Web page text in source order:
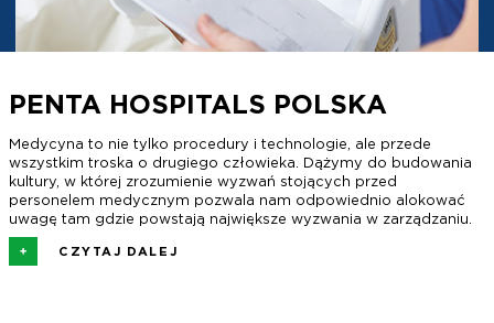
PENTA HOSPITALS POLSKA
Medycyna to nie tylko procedury i technologie, ale przede
wszystkim troska o drugiego człowieka. Dążymy do budowania
kultury, w której zrozumienie wyzwań stojących przed
personelem medycznym pozwala nam odpowiednio alokować
uwagę tam gdzie powstają największe wyzwania w zarządzaniu.
CZYTAJ DALEJ